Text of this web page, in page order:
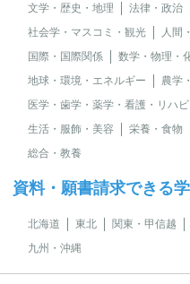
文学・歴史・地理 法律・政治
社会学・マスコミ・観光
人間
国際・国際関係
数学・物理・
地球・環境・エネルギー
農学
医学・歯学・薬学・看護・リハビ
生活・服飾・美容
栄養・食物
総合・教養
資料・願書請求できる
北海道 東北 関東・甲信越
九州・沖縄